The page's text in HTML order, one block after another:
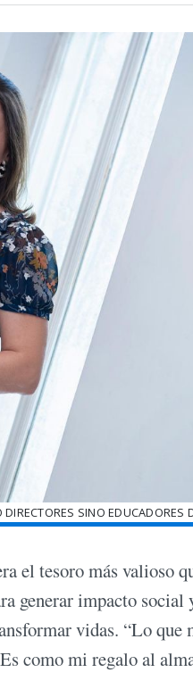
SINO EDUCADORES
el tesoro más valioso
generar impacto social
vidas. “Lo que
como mi regalo al